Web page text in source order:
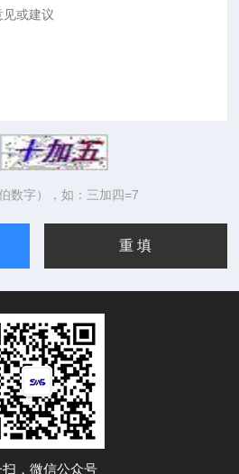
数字），如：三加四=7
扫，微信公众号